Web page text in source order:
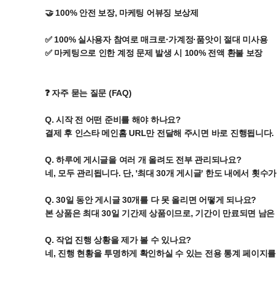
🤝 100% 안전 보장, 마케팅 어뷰징 보상제
✅ 100% 실사용자 참여로 매크로·가계정·품앗이 절대 미사용
✅ 마케팅으로 인한 계정 문제 발생 시 100% 전액 환불 보장
❓ 자주 묻는 질문 (FAQ)
Q. 시작 전 어떤 준비를 해야 하나요?
결제 후 인스타 메인홈 URL만 전달해 주시면 바로 진행됩니다.
Q. 하루에 게시글을 여러 개 올려도 전부 관리되나요?
네, 모두 관리됩니다. 단, '최대 30개 게시글' 한도 내에서 횟수
Q. 30일 동안 게시글 30개를 다 못 올리면 어떻게 되나요?
본 상품은 최대 30일 기간제 상품이므로, 기간이 만료되면 남
Q. 작업 진행 상황을 제가 볼 수 있나요?
네, 진행 현황을 투명하게 확인하실 수 있는 전용 통계 페이지